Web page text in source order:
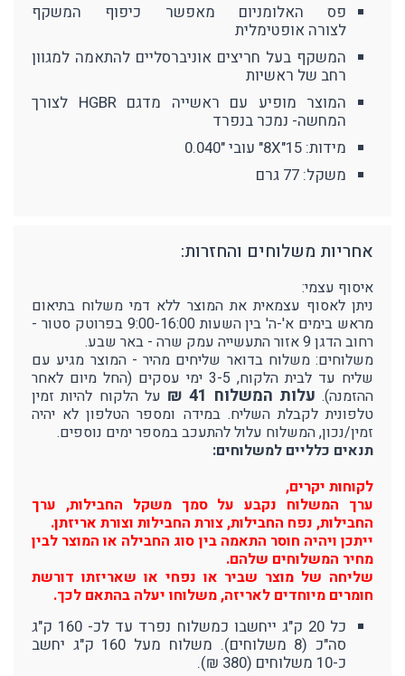
פס האלומניום מאפשר כיפוף המשקף
לצורה אופטימלית
המשקף בעל חריצים אוניברסליים להתאמה למגוון
רחב של ראשיות
המוצר מופיע עם ראשייה מדגם HGBR לצורך
המחשה- נמכר בנפרד
מידות: 8X"15" עובי "0.040
משקל: 77 גרם
אחריות משלוחים והחזרות:
איסוף עצמי:
ניתן לאסוף עצמאית את המוצר ללא דמי משלוח בתיאום
מראש בימים א'-ה' בין השעות 9:00-16:00 בפרוטק סטור -
רחוב הדגן 9 אזור התעשייה עמק שרה - באר שבע.
משלוחים: משלוח בדואר שליחים מהיר - המוצר מגיע עם
שליח עד לבית הלקוח, 3-5 ימי עסקים (החל מיום לאחר
ההזמנה). עלות המשלוח 41 ₪
על הלקוח להיות זמין
טלפונית לקבלת השליח. במידה ומספר הטלפון לא יהיה
זמין/נכון, המשלוח עלול להתעכב במספר ימים נוספים.
תנאים כלליים למשלוחים:
לקוחות יקרים,
ערך המשלוח נקבע על סמך משקל החבילות, ערך
החבילות, נפח החבילות, צורת החבילות וצורת אריזתן.
ייתכן ויהיה חוסר התאמה בין סוג החבילה או המוצר לבין
מחיר המשלוחים שלהם.
שליחה של מוצר שביר או נפחי או שאריזתו דורשת
חומרים מיוחדים לאריזה, משלוחו יעלה בהתאם לכך.
כל 20 ק"ג ייחשבו כמשלוח נפרד עד לכ- 160 ק"ג
סה"כ (8 משלוחים). משלוח מעל 160 ק"ג יחשב
כ-10 משלוחים (380 ₪).